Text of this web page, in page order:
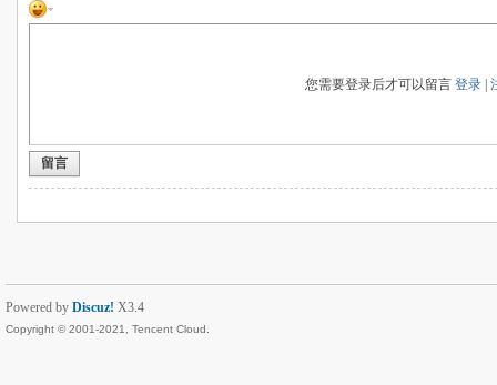
您需要登录后才可以留言登录 |
留言
Powered by Discuz! X3.4
Copyright © 2001-2021, Tencent Cloud.